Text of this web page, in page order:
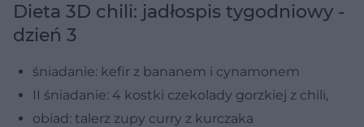
Dieta 3D chili: jadłospis tygodniowy -
dzień 3
śniadanie: kefir z bananem i cynamonem
II śniadanie: 4 kostki czekolady gorzkiej z chili,
obiad: talerz zupy curry z kurczaka